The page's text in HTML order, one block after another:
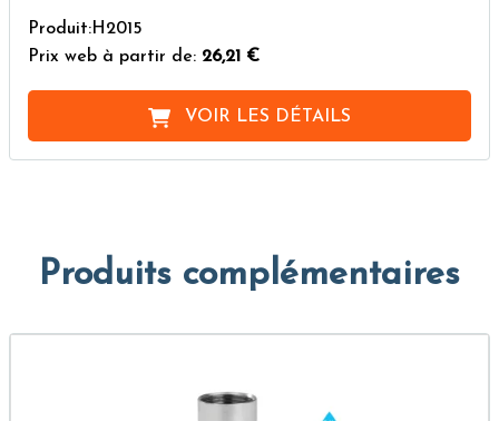
Produit:H2015
Prix web à partir de: 26,21 €
VOIR LES DÉTAILS
Produits complémentaires